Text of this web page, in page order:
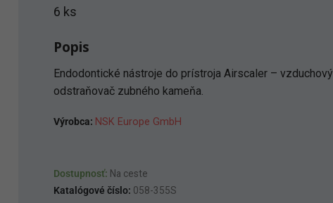
6 ks
Popis
Endodontické nástroje do prístroja Airscaler – vzduchový
odstraňovač zubného kameňa.
Výrobca: NSK Europe GmbH
Dostupnosť: Na ceste
Katalógové číslo: 058-355S